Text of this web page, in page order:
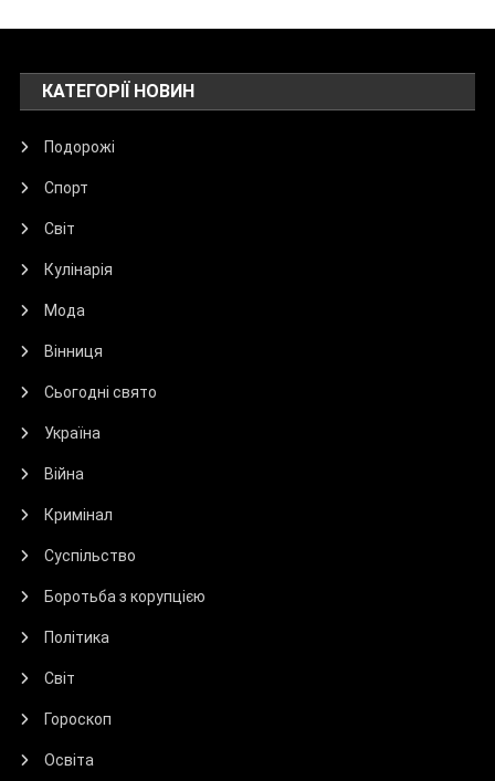
КАТЕГОРІЇ НОВИН
Подорожі
Спорт
Світ
Кулінарія
Мода
Вінниця
Сьогодні свято
Україна
Війна
Кримінал
Суспільство
Боротьба з корупцією
Політика
Світ
Гороскоп
Освіта